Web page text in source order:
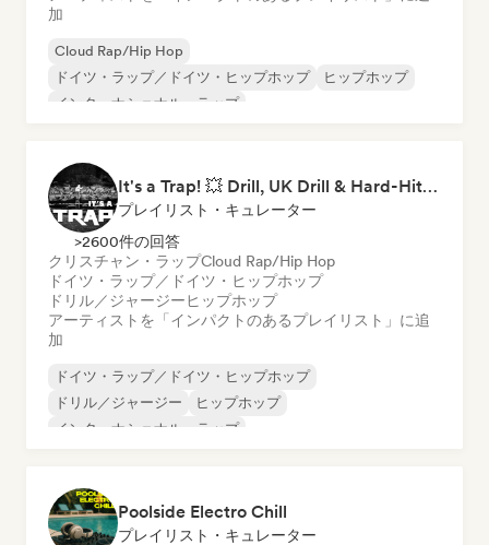
加
Cloud Rap/Hip Hop
ドイツ・ラップ／ドイツ・ヒップホップ
ヒップホップ
インターナショナル・ラップ
It's a Trap! 💥 Drill, UK Drill & Hard-Hitting Trap
プレイリスト・キュレーター
>2600件の回答
クリスチャン・ラップCloud Rap/Hip Hop
ドイツ・ラップ／ドイツ・ヒップホップ
ドリル／ジャージーヒップホップ
アーティストを「インパクトのあるプレイリスト」に追
加
ドイツ・ラップ／ドイツ・ヒップホップ
ドリル／ジャージー
ヒップホップ
インターナショナル・ラップ
Poolside Electro Chill
プレイリスト・キュレーター